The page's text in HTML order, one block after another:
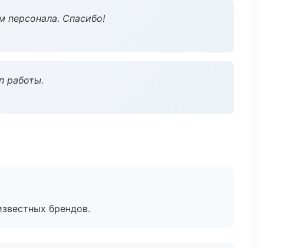
персонала. Спасибо!
работы.
брендов.